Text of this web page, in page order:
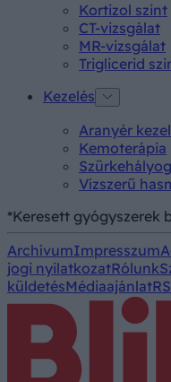
Kortizol szint
CT-vizsgálat
MR-vizsgálat
Triglicerid
Kezelés
Aranyér
Kemoterápia
Vízszerű
*Keresett gyógyszerek
ArchívumImpresszum
jogi nyilatkozatRólunk
küldetésMédiaajánlat